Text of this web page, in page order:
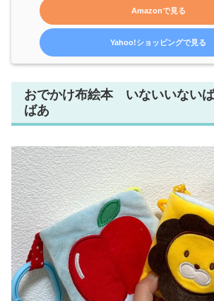
Amazonで見る
Yahoo!ショッピングで見る
おでかけ布絵本 いないいない
ばあ